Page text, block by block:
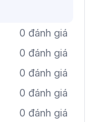
0 đánh giá
0 đánh giá
0 đánh giá
0 đánh giá
0 đánh giá